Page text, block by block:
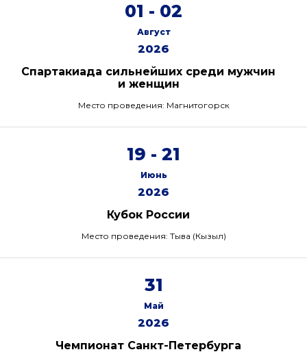
01 - 02
Август
2026
Спартакиада сильнейших среди мужчин
и женщин
Место проведения: Магнитогорск
19 - 21
Июнь
2026
Кубок России
Место проведения: Тыва (Кызыл)
31
Май
2026
Чемпионат Санкт-Петербурга